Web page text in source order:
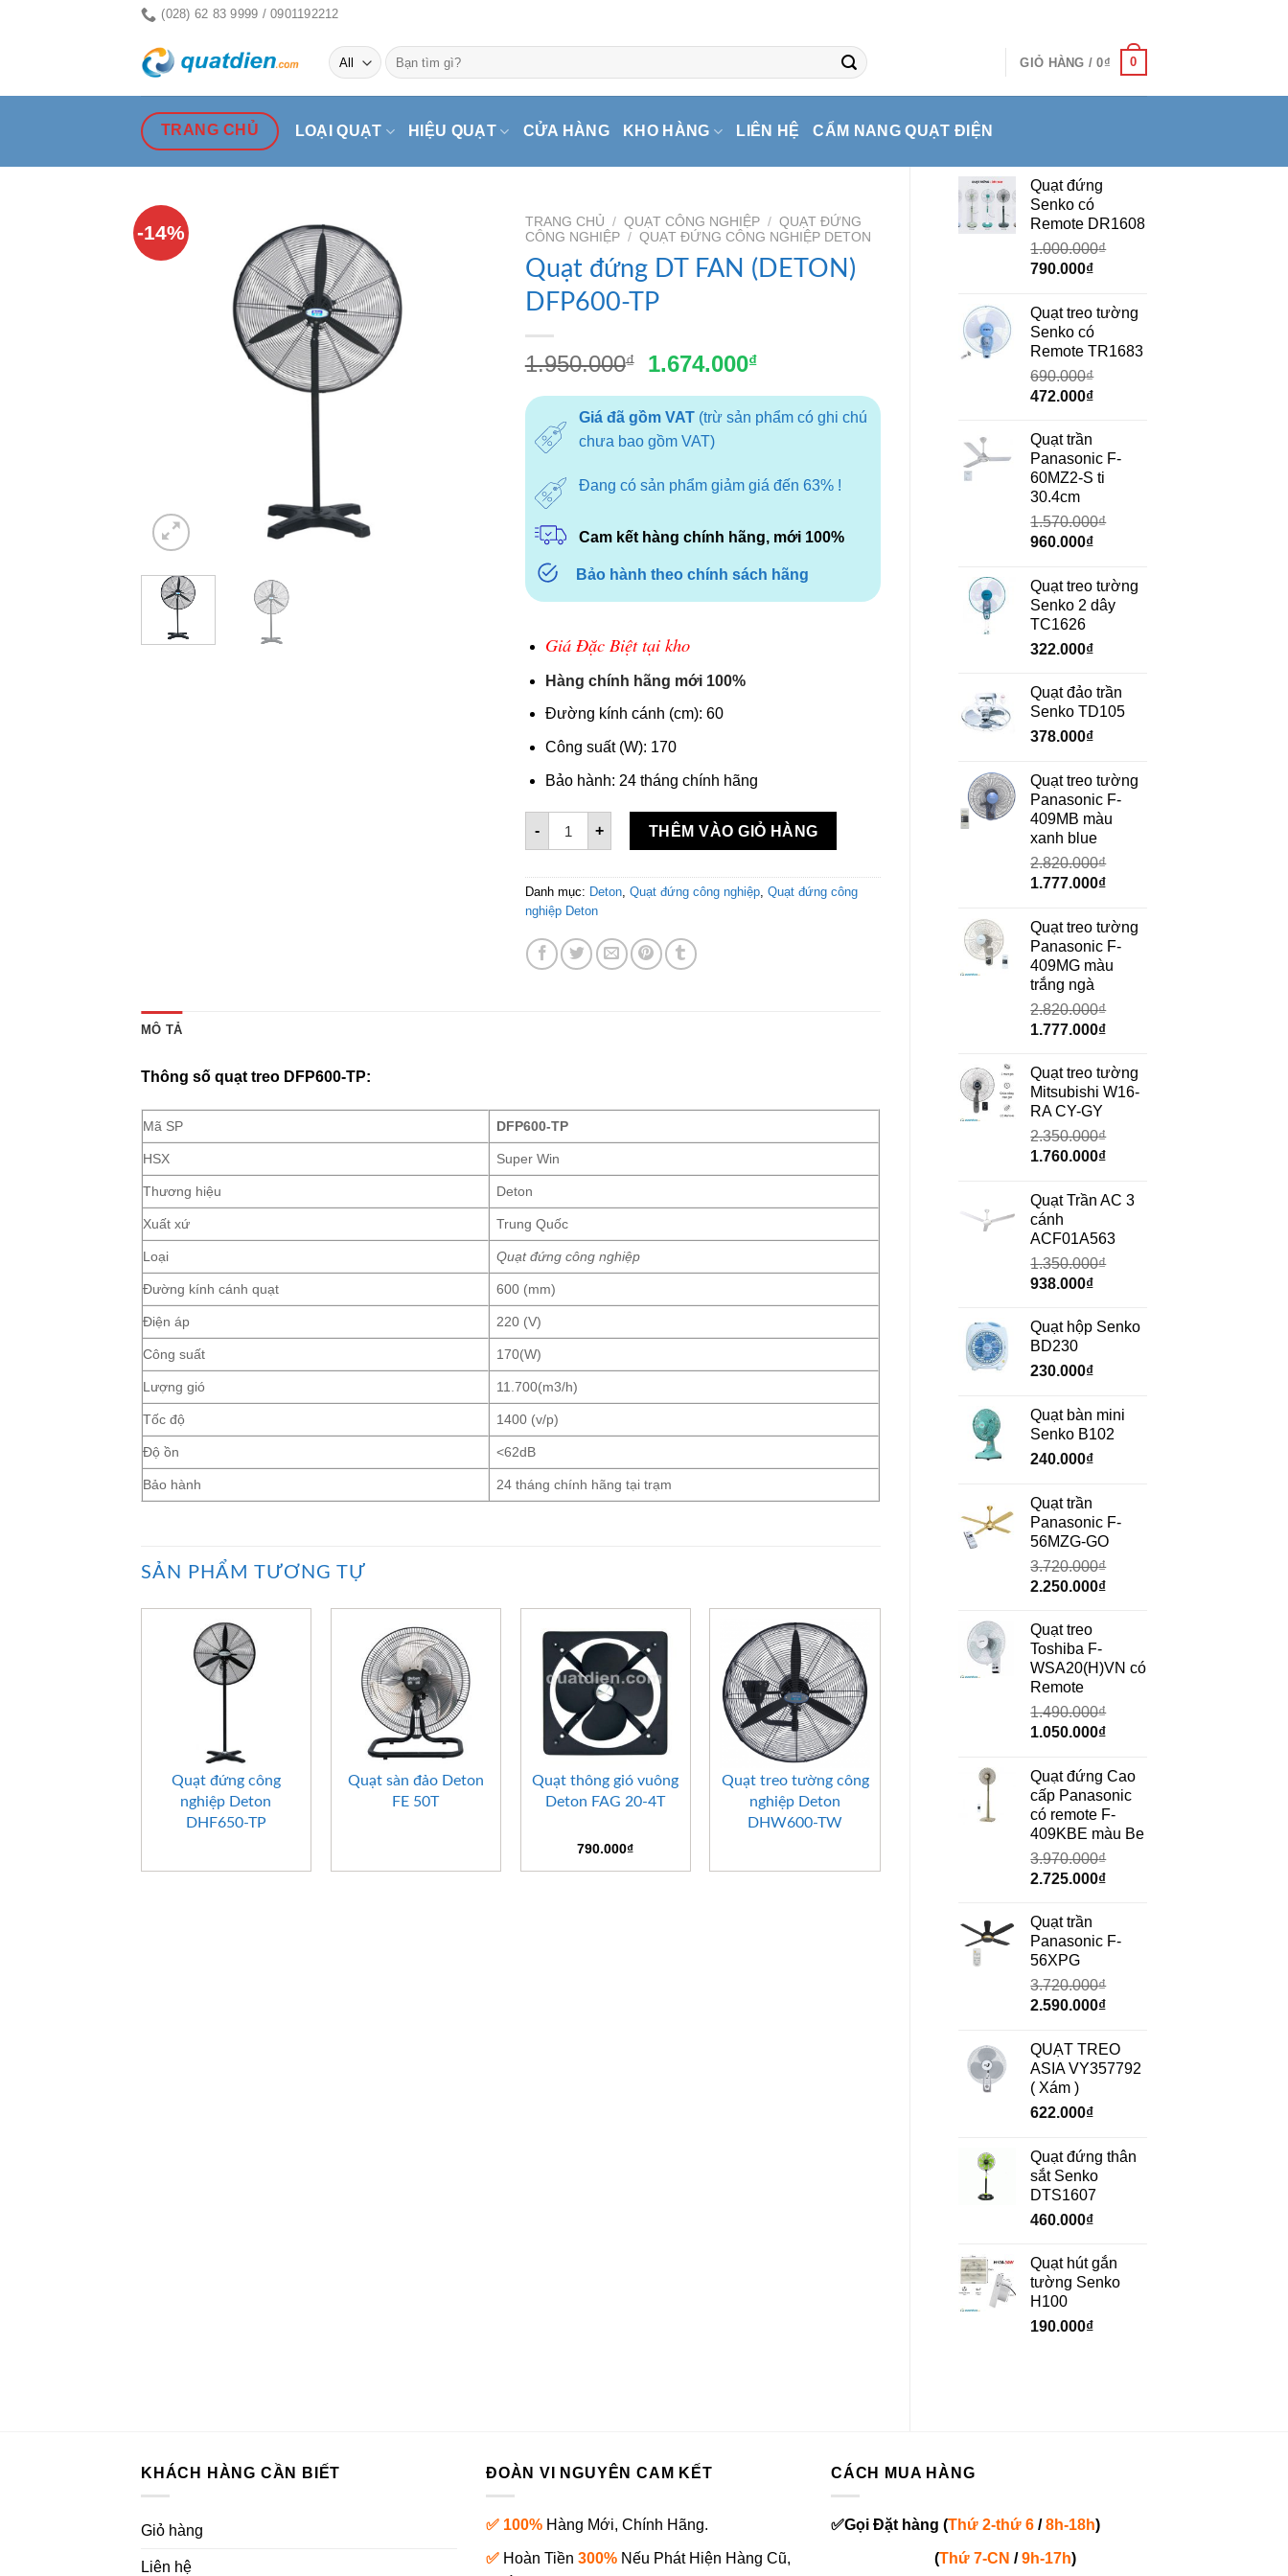
(028) 62 83 9999 / 0901192212
Tìm
kiếm:
GIỎ HÀNG /0₫ 0
TRANG CHỦ LOẠI QUẠT HIỆU QUẠT CỬA HÀNG KHO HÀNG LIÊN HỆ CẨM NANG QUẠT ĐIỆN
Quạt đứng
Senko có
Remote DR1608
1.000.000₫
Giá
là:
1.000.000₫.
790.000₫Giá
tại
là:
790.000₫.
Quạt treo tường
Senko có
Remote TR1683
690.000₫
Giá
là:
690.000₫.
472.000₫Giá
là:
472.000₫.
Quạt trần
Panasonic F-
60MZ2-S ti
30.4cm
1.570.000₫
Giá
là:
1.570.000₫.
960.000₫Giá
tại
là:
Quạt treo tường
Senko 2 dây
TC1626
322.000₫
Quạt đảo trần
Senko TD105
378.000₫
Quạt treo tường
Panasonic F-
409MB màu
xanh blue
2.820.000₫
Giá
là:
2.820.000₫.
1.777.000₫Giá
tại
là:
1.777.000₫.
Quạt treo tường
Panasonic F-
409MG màu
trắng ngà
2.820.000₫
Giá
là:
2.820.000₫.
1.777.000₫Giá
tại
là:
Quạt treo tường
Mitsubishi W16-
RA CY-GY
2.350.000₫
Giá
là:
2.350.000₫.
1.760.000₫Giá
tại
1.760.000₫.
Quạt Trần AC 3
cánh
ACF01A563
1.350.000₫
Giá
là:
1.350.000₫.
938.000₫Giá
tại
938.000₫.
Quạt hộp Senko
BD230
230.000₫
Quạt bàn mini
Senko B102
240.000₫
Quạt trần
Panasonic F-
56MZG-GO
3.720.000₫
Giá
là:
3.720.000₫.
2.250.000₫Giá
2.250.000₫.
Quạt treo
Toshiba F-
WSA20(H)VN có
Remote
1.490.000₫
Giá
là:
1.490.000₫.
1.050.000₫Giá
tại
là:
1.050.000₫.
Quạt đứng Cao
cấp Panasonic
có remote F-
409KBE màu Be
3.970.000₫
Giá
là:
3.970.000₫.
2.725.000₫Giá
là:
Quạt trần
Panasonic F-
56XPG
3.720.000₫
Giá
là:
3.720.000₫.
2.590.000₫Giá
tại
là:
QUẠT TREO
ASIA VY357792
( Xám )
622.000₫
Quạt đứng thân
sắt Senko
DTS1607
460.000₫
Quạt hút gắn
tường Senko
H100
190.000₫
-14% TRANG CHỦ / QUẠT CÔNG NGHIỆP / QUẠT ĐỨNG
CÔNG NGHIỆP / QUẠT ĐỨNG CÔNG NGHIỆP DETON
Quạt đứng DT FAN (DETON)
DFP600-TP
1.950.000₫
Giá
là:
1.950.000₫.
1.674.000₫Giá
tại
là:
Giá đã gồm VAT(trừ sản phẩm có ghi chú
chưa bao gồm VAT)
Đang có sản phẩm giảm giá đến 63% !
Cam kết hàng chính hãng, mới 100%
Bảo hành theo chính sách hãng
Giá Đặc Biệt tại kho
Hàng chính hãng mới 100%
Đường kính cánh (cm): 60
Công suất (W): 170
Bảo hành: 24 tháng chính hãng
-
Quạt đứng DT FAN (DETON) DFP600-TP số lượng
+ THÊM VÀO GIỎ HÀNG
Danh mục: Deton, Quạt đứng công nghiệp, Quạt đứng công
nghiệp Deton
MÔ TẢ
Thông số quạt treo DFP600-TP:
Mã SP DFP600-TP
HSX Super Win
Thương hiệu Deton
Xuất xứ Trung Quốc
Loại Quạt đứng công nghiệp
Đường kính cánh quạt 600 (mm)
Điện áp 220 (V)
Công suất 170(W)
Lượng gió 11.700(m3/h)
Tốc độ 1400 (v/p)
Độ ồn <62dB
Bảo hành 24 tháng chính hãng tại trạm
SẢN PHẨM TƯƠNG TỰ
Quạt đứng công
nghiệp Deton
DHF650-TP
+
Quạt sàn đảo Deton
FE 50T
Quạt thông gió vuông
Deton FAG 20-4T
790.000₫
+
Quạt treo tường công
nghiệp Deton
DHW600-TW
Quạt thông gió tròn
Deton Motor trơn
TAG 60-4
Quạt phun sương
Deton MFS-18H
KHÁCH HÀNG CẦN BIẾT
Giỏ hàng
Liên hệ
ĐOÀN VI NGUYÊN CAM KẾT
✅ 100% Hàng Mới, Chính Hãng.
✅ Hoàn Tiền 300% Nếu Phát Hiện Hàng Cũ,
CÁCH MUA HÀNG
✅Gọi Đặt hàng (Thứ 2-thứ 6 /8h-18h)
(Thứ 7-CN /9h-17h)